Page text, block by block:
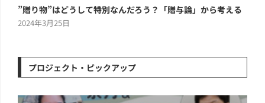
”贈り物”はどうして特別なんだろう？「贈与論」から考える
2024年3月25日
プロジェクト・ピックアップ